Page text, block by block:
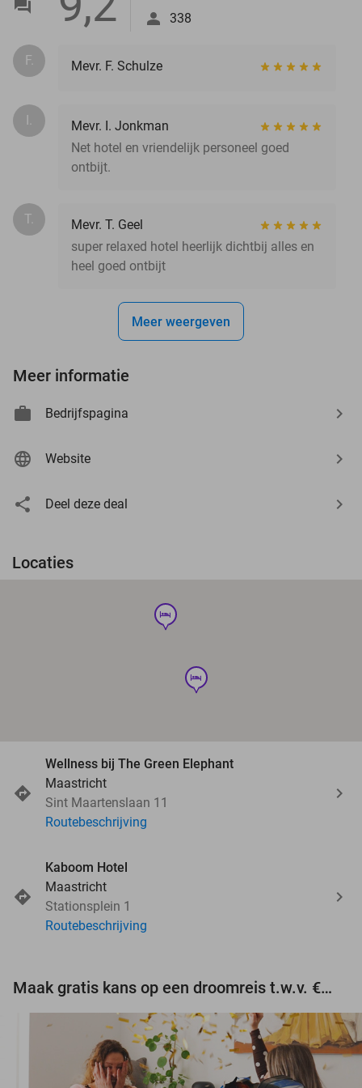
338
F. Mevr. F. Schulze
I.
Mevr. I. Jonkman
Net hotel en vriendelijk personeel goed
ontbijt.
T.
Mevr. T. Geel
super relaxed hotel heerlijk dichtbij alles en
heel goed ontbijt
Meer weergeven
Meer informatie
Bedrijfspagina
Website
Deel deze deal
Locaties
hotel
hotel
Wellness bij The Green Elephant
Maastricht
Sint Maartenslaan 11
Routebeschrijving
Kaboom Hotel
Maastricht
Stationsplein 1
Routebeschrijving
Maak gratis kans op een droomreis t.w.v. €3.000!